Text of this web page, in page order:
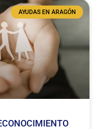
AYUDAS EN ARAGÓN